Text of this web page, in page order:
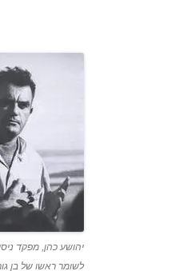
יהושע כהן, מפקד
לשומר ראשו של בן